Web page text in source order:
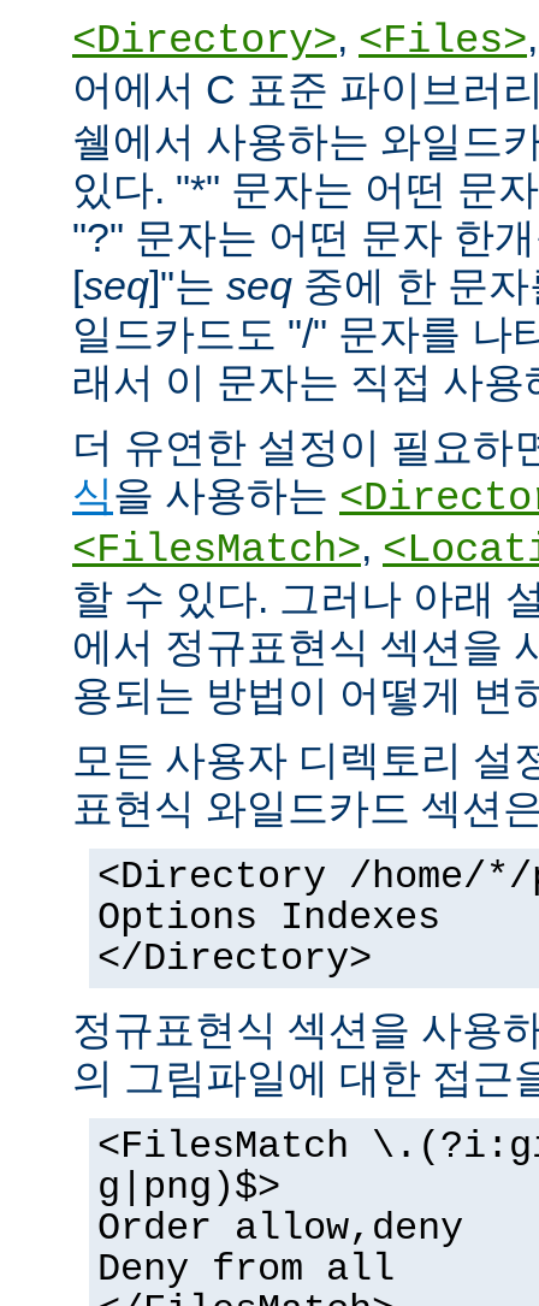
<Directory>, <Files>
어에서 C 표준 파이브러
쉘에서 사용하는 와일드
있다. "*" 문자는 어떤 문
"?" 문자는 어떤 문자 한
[seq]"는 seq 중에 한 문
일드카드도 "/" 문자를 나
래서 이 문자는 직접 사용
더 유연한 설정이 필요하
식을 사용하는
<FilesMatch>,
할 수 있다. 그러나 아래
에서 정규표현식 섹션을
용되는 방법이 어떻게 변
모든 사용자 디렉토리 설
표현식 와일드카드 섹션
<Directory /home/
Options Indexes
</Directory>
정규표현식 섹션을 사용
의 그림파일에 대한 접근
<FilesMatch
g|png)$>
Order allow,deny
Deny from all